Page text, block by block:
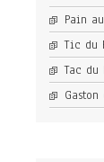
Pain
Tic du
Tac du